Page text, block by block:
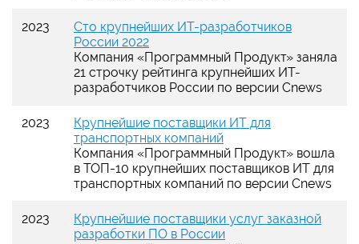
2023
Сто крупнейших ИТ-разработчиков
России 2022
Компания «Программный Продукт» заняла
21 строчку рейтинга крупнейших ИТ-
разработчиков России по версии Cnews
2023
Крупнейшие поставщики ИТ для
транспортных компаний
Компания «Программный Продукт» вошла
в ТОП-10 крупнейших поставщиков ИТ для
транспортных компаний по версии Cnews
2023
Крупнейшие поставщики услуг заказной
разработки ПО в России